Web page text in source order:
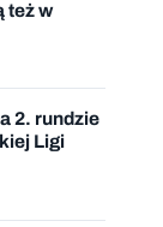
też w
2. rundzie
Ligi